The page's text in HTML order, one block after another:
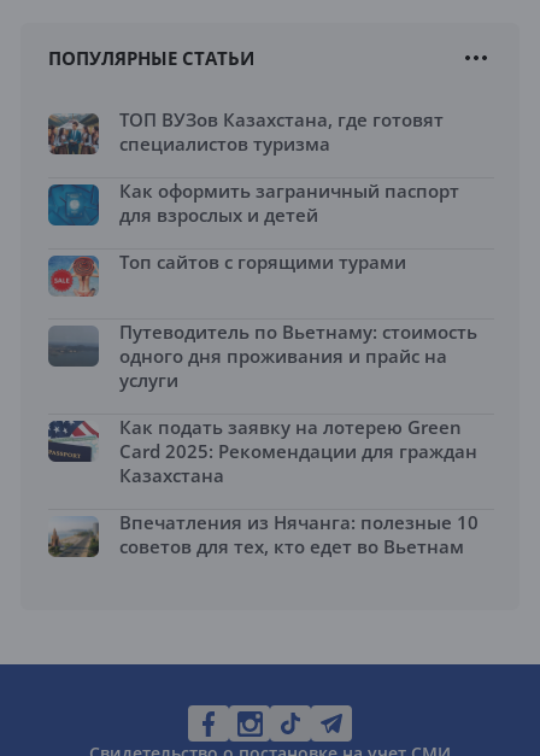
ПОПУЛЯРНЫЕ СТАТЬИ
ТОП ВУЗов Казахстана, где готовят
специалистов туризма
Как оформить заграничный паспорт
для взрослых и детей
Топ сайтов с горящими турами
Путеводитель по Вьетнаму: стоимость
одного дня проживания и прайс на
услуги
Как подать заявку на лотерею Green
Card 2025: Рекомендации для граждан
Казахстана
Впечатления из Нячанга: полезные 10
советов для тех, кто едет во Вьетнам